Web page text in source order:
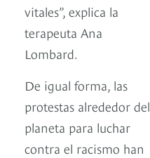
vitales”, explica la
terapeuta Ana
Lombard.
De igual forma, las
protestas alrededor del
planeta para luchar
contra el racismo han